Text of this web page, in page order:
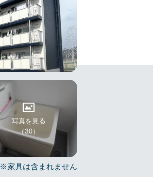
写真を見る
（30）
※家具は含まれません